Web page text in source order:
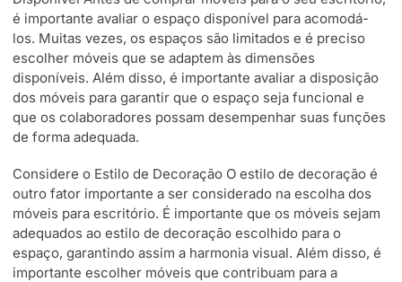
é importante avaliar o espaço disponível para acomodá-
los. Muitas vezes, os espaços são limitados e é preciso
escolher móveis que se adaptem às dimensões
disponíveis. Além disso, é importante avaliar a disposição
dos móveis para garantir que o espaço seja funcional e
que os colaboradores possam desempenhar suas funções
de forma adequada.
Considere o Estilo de Decoração O estilo de decoração é
outro fator importante a ser considerado na escolha dos
móveis para escritório. É importante que os móveis sejam
adequados ao estilo de decoração escolhido para o
espaço, garantindo assim a harmonia visual. Além disso, é
importante escolher móveis que contribuam para a